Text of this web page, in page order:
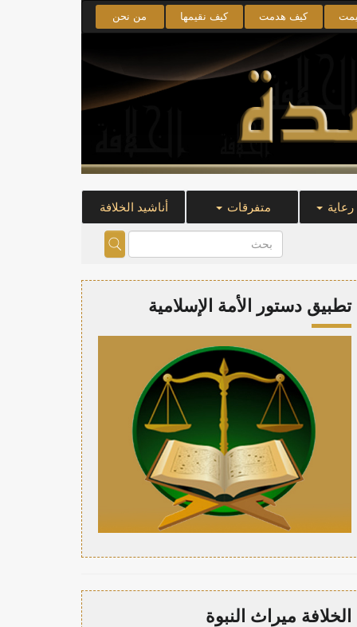
كيف هدمت كيف نقيمها من نحن
متفرقات أناشيد الخلافة
تطبيق دستور الأمة الإسلامية
الخلافة ميراث النبوة